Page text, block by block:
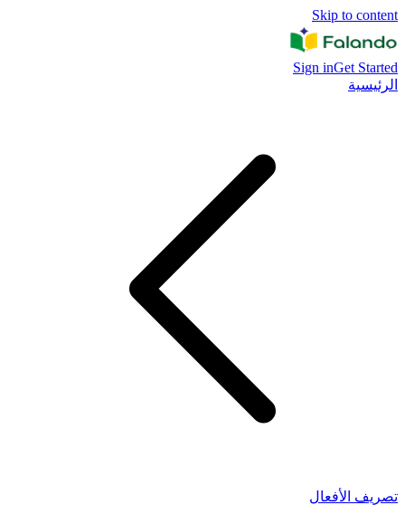
Skip to content
Sign inGet Started
الرئيسية
تصريف الأفعال